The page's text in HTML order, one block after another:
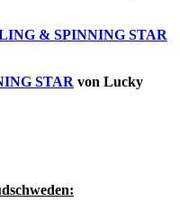
& SPINNING STAR
STAR von Lucky